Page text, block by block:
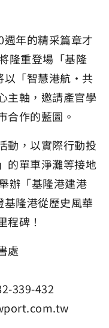
年的精采篇章才
隆重登場「基隆
「智慧港航・共
主軸，邀請產官學
合作的藍圖。
動，以實際行動投
的單車淨灘等接地
辦「基隆港建港
隆港從歷史風華
程碑！
處
339-432